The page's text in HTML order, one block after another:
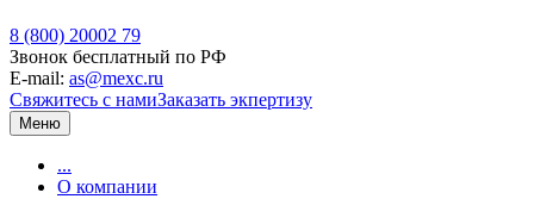
8 (800) 20002 79
Звонок бесплатный по РФ
E-mail: as@mexc.ru
Свяжитесь с намиЗаказать экпертизу
Меню
...
О компании